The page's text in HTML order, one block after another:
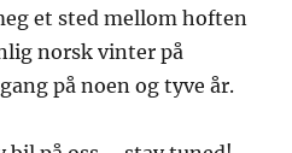
et sted mellom hoften
norsk vinter på
på noen og tyve år.